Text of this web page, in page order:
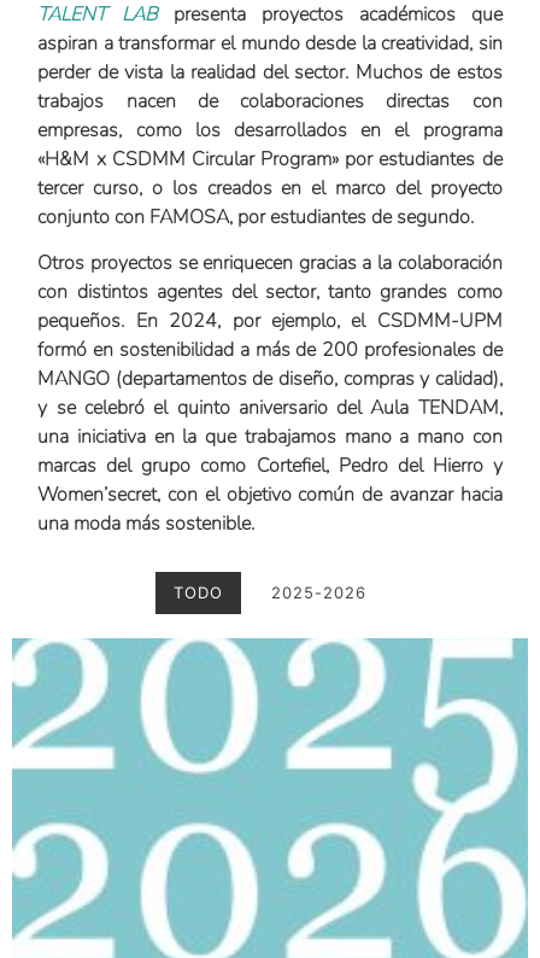
TALENT LABpresenta proyectos académicos que
aspiran a transformar el mundo desde la creatividad, sin
perder de vista la realidad del sector. Muchos de estos
trabajos nacen de colaboraciones directas con
empresas, como los desarrollados en el programa
«H&M x CSDMM Circular Program» por estudiantes de
tercer curso, o los creados en el marco del proyecto
conjunto con FAMOSA, por estudiantes de segundo.
Otros proyectos se enriquecen gracias a la colaboración
con distintos agentes del sector, tanto grandes como
pequeños. En 2024, por ejemplo, el CSDMM-UPM
formó en sostenibilidad a más de 200 profesionales de
MANGO (departamentos de diseño, compras y calidad),
y se celebró el quinto aniversario delAula TENDAM,
una iniciativa en la que trabajamos mano a mano con
marcas del grupo como Cortefiel, Pedro del Hierroy
Women’secret, con el objetivo común de avanzar hacia
una moda más sostenible.
TODO 2025-2026